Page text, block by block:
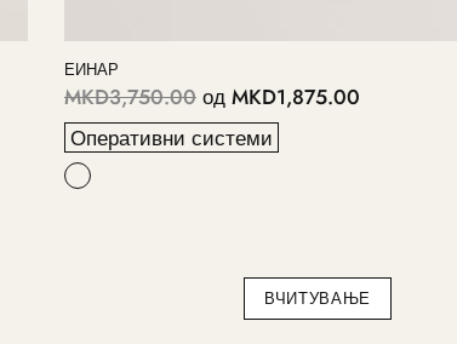
ЕИНАР
MKD3,750.00од MKD1,875.00
Оперативни системи
ВЧИТУВАЊЕ